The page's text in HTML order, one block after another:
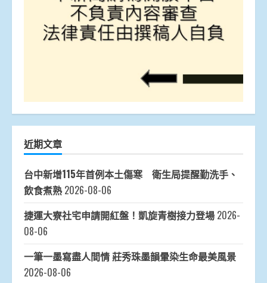
近期文章
台中新增115年首例本土傷寒 衛生局提醒勤洗手、
飲食煮熟 2026-08-06
捷運大寮社宅申請開紅盤！凱旋青樹接力登場 2026-
08-06
一筆一墨寫盡人間情 莊秀珠墨韻暈染生命最美風景
2026-08-06